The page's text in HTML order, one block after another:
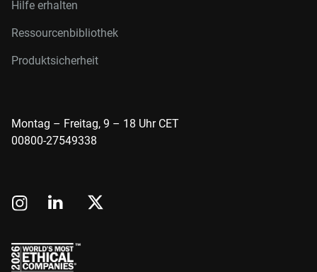
Hilfe erhalten
Ressourcenbibliothek
Produktsicherheit
Montag – Freitag, 9 – 18 Uhr CET
00800-27549338